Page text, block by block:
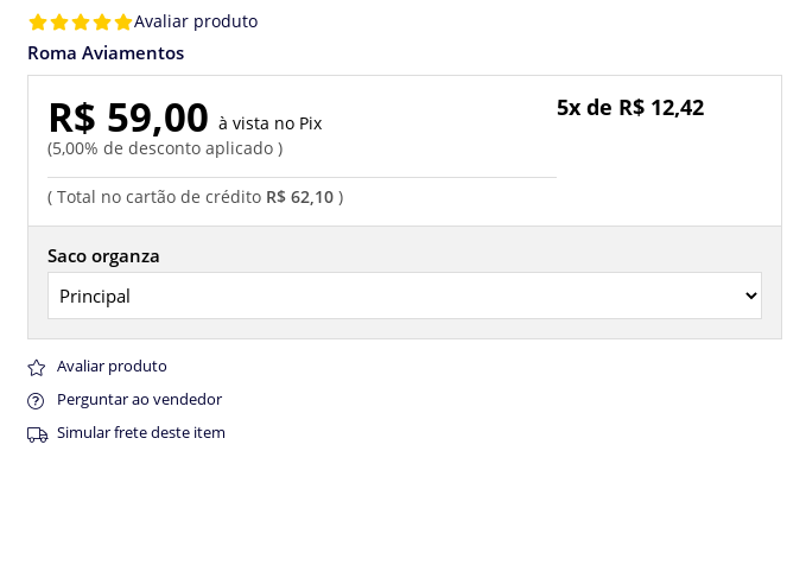
Avaliar produto
Roma Aviamentos
R$ 62,10
5x de R$ 12,42
R$ 59,00
5,00% de desconto aplicado
Pix
Saco organza
Avaliar produto
Perguntar ao vendedor
Simular frete deste item